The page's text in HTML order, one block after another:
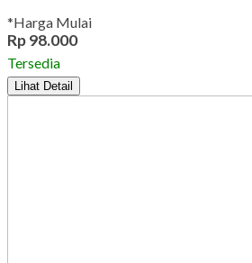
*Harga Mulai
Rp 98.000
Tersedia
Lihat Detail